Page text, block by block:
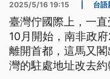
2025/5/16 19:15 台語
臺灣佇國際上，一
10月開始，南非政
離開首都，這馬又
灣的駐處地址改去